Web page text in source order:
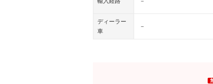
ディーラー
車
－